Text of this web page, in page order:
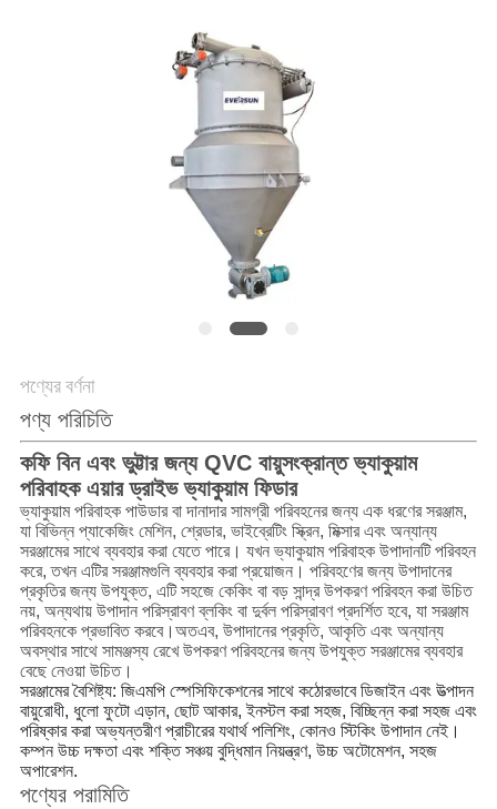
পণ্যের বর্ণনা
পণ্য পরিচিতি
কফি বিন এবং ভুট্টার জন্য QVC বায়ুসংক্রান্ত ভ্যাকুয়াম
পরিবাহক এয়ার ড্রাইভ ভ্যাকুয়াম ফিডার
ভ্যাকুয়াম পরিবাহক পাউডার বা দানাদার সামগ্রী পরিবহনের জন্য এক ধরণের সরঞ্জাম,
যা বিভিন্ন প্যাকেজিং মেশিন, শ্রেডার, ভাইব্রেটিং স্ক্রিন, মিক্সার এবং অন্যান্য
সরঞ্জামের সাথে ব্যবহার করা যেতে পারে। যখন ভ্যাকুয়াম পরিবাহক উপাদানটি পরিবহন
করে, তখন এটির সরঞ্জামগুলি ব্যবহার করা প্রয়োজন। পরিবহণের জন্য উপাদানের
প্রকৃতির জন্য উপযুক্ত, এটি সহজে কেকিং বা বড় সান্দ্র উপকরণ পরিবহন করা উচিত
নয়, অন্যথায় উপাদান পরিস্রাবণ ব্লকিং বা দুর্বল পরিস্রাবণ প্রদর্শিত হবে, যা সরঞ্জাম
পরিবহনকে প্রভাবিত করবে।অতএব, উপাদানের প্রকৃতি, আকৃতি এবং অন্যান্য
অবস্থার সাথে সামঞ্জস্য রেখে উপকরণ পরিবহনের জন্য উপযুক্ত সরঞ্জামের ব্যবহার
বেছে নেওয়া উচিত।
সরঞ্জামের বৈশিষ্ট্য: জিএমপি স্পেসিফিকেশনের সাথে কঠোরভাবে ডিজাইন এবং উত্পাদন
বায়ুরোধী, ধুলো ফুটো এড়ান, ছোট আকার, ইনস্টল করা সহজ, বিচ্ছিন্ন করা সহজ এবং
পরিষ্কার করা অভ্যন্তরীণ প্রাচীরের যথার্থ পলিশিং, কোনও স্টিকিং উপাদান নেই।
কম্পন উচ্চ দক্ষতা এবং শক্তি সঞ্চয় বুদ্ধিমান নিয়ন্ত্রণ, উচ্চ অটোমেশন, সহজ
অপারেশন.
পণ্যের পরামিতি